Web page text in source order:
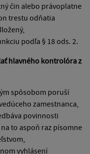
čin alebo právoplatne
trestu odňatia
podľa § 18 ods. 2.
hlavného kontrolóra z
spôsobom poruší
zamestnanca,
povinnosti
to aspoň raz písomne
vyhlásení